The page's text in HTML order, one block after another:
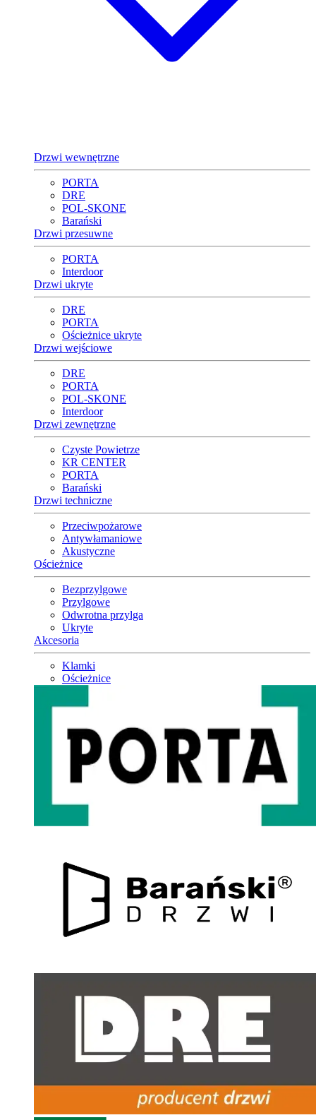
Drzwi wewnętrzne
PORTA
DRE
POL-SKONE
Barański
Drzwi przesuwne
PORTA
Interdoor
Drzwi ukryte
DRE
PORTA
Ościeżnice ukryte
Drzwi wejściowe
DRE
PORTA
POL-SKONE
Interdoor
Drzwi zewnętrzne
Czyste Powietrze
KR CENTER
PORTA
Barański
Drzwi techniczne
Przeciwpożarowe
Antywłamaniowe
Akustyczne
Ościeżnice
Bezprzylgowe
Przylgowe
Odwrotna przylga
Ukryte
Akcesoria
Klamki
Ościeżnice